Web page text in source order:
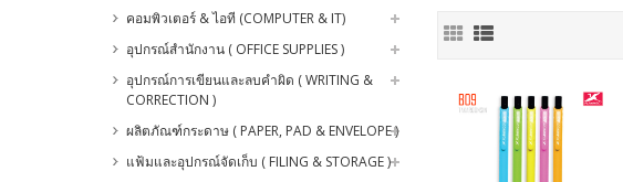
คอมพิวเตอร์ & ไอที (COMPUTER & IT)
อุปกรณ์สำนักงาน ( OFFICE SUPPLIES )
อุปกรณ์การเขียนและลบคำผิด ( WRITING &
CORRECTION )
ผลิตภัณฑ์กระดาษ ( PAPER, PAD & ENVELOPE )
แฟ้มและอุปกรณ์จัดเก็บ ( FILING & STORAGE )